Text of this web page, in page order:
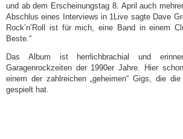
und ab dem Erscheinungstag 8. April auch
Abschlus eines Interviews in 1Live sagte Dave
Rock’n’Roll ist für mich, eine Band in einem
Beste.“
Das Album ist herrlichbrachial und
Garagenrockzeiten der 1990er Jahre. Hier
einem der zahlreichen „geheimen“ Gigs, die
gespielt hat.